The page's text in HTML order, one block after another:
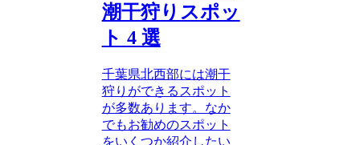
潮干狩りスポッ
ト 4 選
千葉県北西部には潮干
狩りができるスポット
が多数あります。なか
でもお勧めのスポット
をいくつか紹介したい